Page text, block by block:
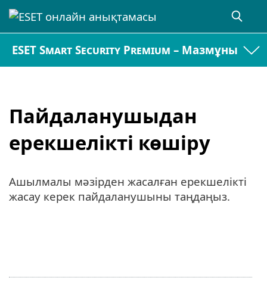
ESET Smart Security Premium – Мазмұны
Пайдаланушыдан
ерекшелікті көшіру
Ашылмалы мәзірден жасалған ерекшелікті
жасау керек пайдаланушыны таңдаңыз.